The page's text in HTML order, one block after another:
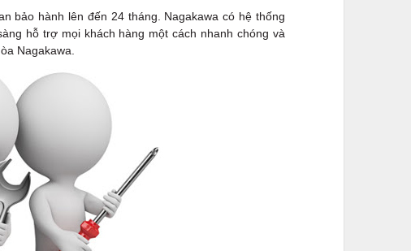
bảo hành lên đến 24 tháng. Nagakawa có hệ thống
hỗ trợ mọi khách hàng một cách nhanh chóng và
Nagakawa.